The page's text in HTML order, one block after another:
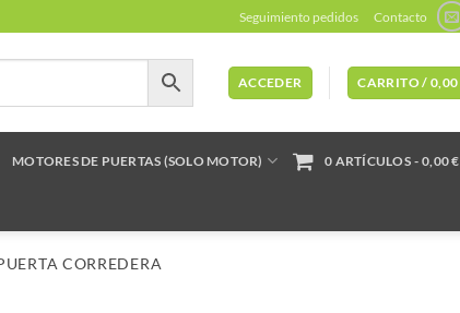
Seguimiento pedidos Contacto
ACCEDER CARRITO / 0,00
MOTORES DE PUERTAS (SOLO MOTOR) 0 ARTÍCULOS 0,00 €
CORREDERA